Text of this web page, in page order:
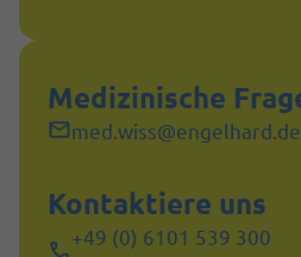
Medizinische
med.wiss@engelhard.de
Kontaktiere uns
+49 (0) 6101 539 300